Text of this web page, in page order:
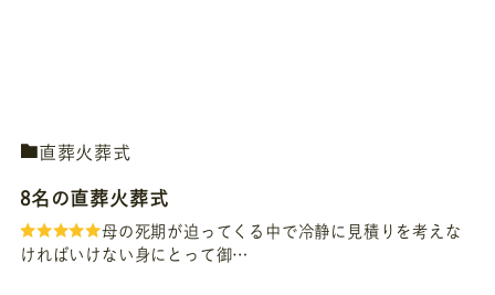
直葬火葬式
8名の直葬火葬式
母の死期が迫ってくる中で冷静に見積りを考えな
ければいけない身にとって御…